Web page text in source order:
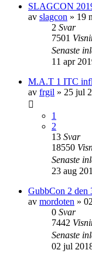
SLAGCON
av slagcon » 19
2 Svar
7501
Senaste
11 apr
M.A.T 1 ITC
av frgil » 25 jul
1
2
13 Svar
18550
Senaste
23 aug
GubbCon 2 den
av mordoten »
0 Svar
7442
Senaste
02 jul